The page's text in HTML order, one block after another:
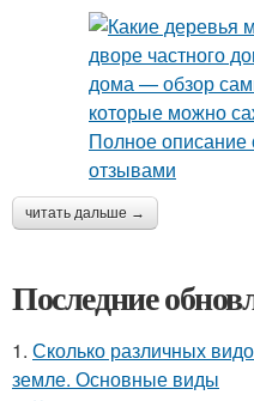
читать дальше →
Последние
1. Сколько различных
земле. Основные виды